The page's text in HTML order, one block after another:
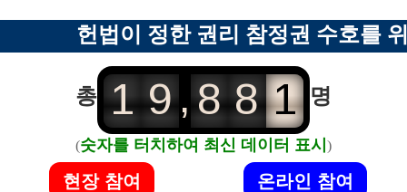
헌법이 정한 권리 참정권 수호를
총 1 9 , 8 8 1 명
(숫자를 터치하여 최신 데이터 표시 )
현장 참여 온라인 참여